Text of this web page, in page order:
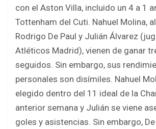
con el Aston Villa, incluido un 4 a 1
Tottenham del Cuti. Nahuel Molina,
Rodrigo De Paul y Julián Álvarez
Atléticos Madrid), vienen de ganar
seguidos. Sin embargo, sus
personales son disímiles. Nahuel
elegido dentro del 11 ideal de la
anterior semana y Julián se viene
goles y asistencias. Sin embargo,